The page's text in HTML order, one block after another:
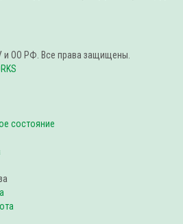
ОО РФ. Все права защищены.
состояние